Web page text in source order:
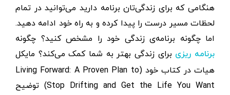
هنگامی که برای زندگی‌تان برنامه‌ دارید می‌توانید در تمام
لحظات مسیر درست را پیدا کرده و به راه خود ادامه دهید.
اما چگونه برنامه‌ی زندگی خود را مشخص کنید؟ چگونه
برنامه ریزی برای زندگی بهتر به شما کمک می‌کند؟ مایکل
هیات در کتاب خود (Living Forward: A Proven Plan to
Stop Drifting and Get the Life You Want) توضیح